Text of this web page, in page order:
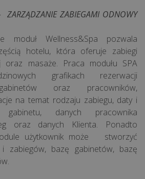
ZARZĄDZANIE ZABIEGAMI ODNOWY
moduł Wellness&Spa pozwala
hotelu, która oferuje zabiegi
oraz masaże. Praca modułu SPA
grafikach rezerwacji
oraz pracowników,
na temat rodzaju zabiegu, daty i
danych pracownika
oraz danych Klienta. Ponadto
użytkownik może stworzyć
i zabiegów, bazę gabinetów, bazę